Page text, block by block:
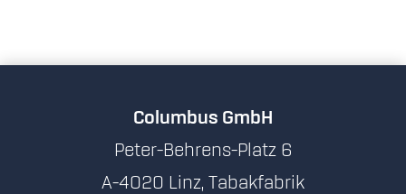
Columbus GmbH
Peter-Behrens-Platz 6
A-4020 Linz, Tabakfabrik